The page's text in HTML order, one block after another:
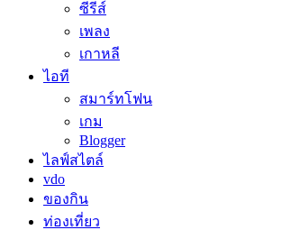
ซีรีส์
เพลง
เกาหลี
ไอที
สมาร์ทโฟน
เกม
Blogger
ไลฟ์สไตล์
vdo
ของกิน
ท่องเที่ยว